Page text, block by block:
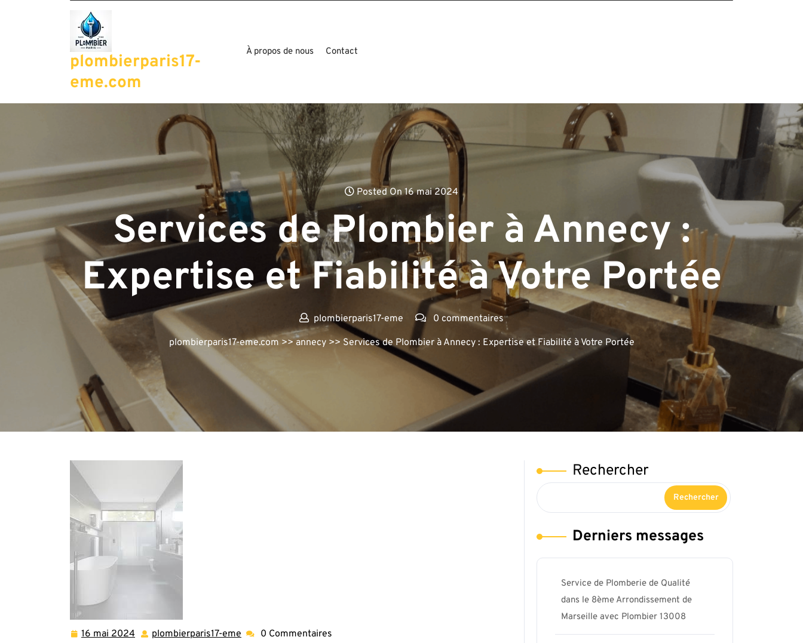
plombierparis17-
eme.com
À propos de nous Contact
Posted On 16 mai 2024
Services de Plombier à Annecy :
Expertise et Fiabilité à Votre Portée
plombierparis17-eme
0 commentaires
plombierparis17-eme.com >> annecy>> Services de Plombier à Annecy : Expertise et Fiabilité à Votre Portée
16 mai 2024 16 plombierparis17-eme plombierparis17-
0 Commentaires
Rechercher
Rechercher
Derniers messages
Service de Plomberie de Qualité
dans le 8ème Arrondissement de
Marseille avec Plombier 13008